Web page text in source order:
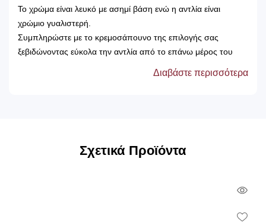
Το χρώμα είναι λευκό με ασημί βάση ενώ η αντλία είναι
χρώμιο γυαλιστερή.
Συμπληρώστε με το κρεμοσάπουνο της επιλογής σας
ξεβιδώνοντας εύκολα την αντλία από το επάνω μέρος του
Διαβάστε περισσότερα
Σχετικά Προϊόντα